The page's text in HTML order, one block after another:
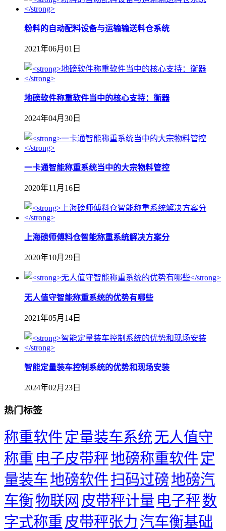
粉料的自动配料设备与运输输送料仓系统
2021年06月01日
地磅软件称重软件当中的核心支持：衡器
2024年04月30日
一卡通智能称重系统当中的大宗物料管控
2020年11月16日
上海磅师傅料仓智能称重系统解决方案分
2020年10月29日
无人值守智能称重系统的优势有哪些
2021年05月14日
智能定量装车控制系统的优势和现场安装
2024年02月23日
热门标签
称重软件 定量装车系统无人值守
称重 电子皮带秤地磅称重软件 定
量装车地磅软件扫码过磅地磅汽
车衡物联网 皮带秤计量 电子秤数
字式称重 皮带秤张力 汽车衡基础